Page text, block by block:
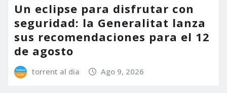
Un eclipse para disfrutar con
seguridad: la Generalitat lanza
sus recomendaciones para el 12
de agosto
torrent al dia Ago 9, 2026